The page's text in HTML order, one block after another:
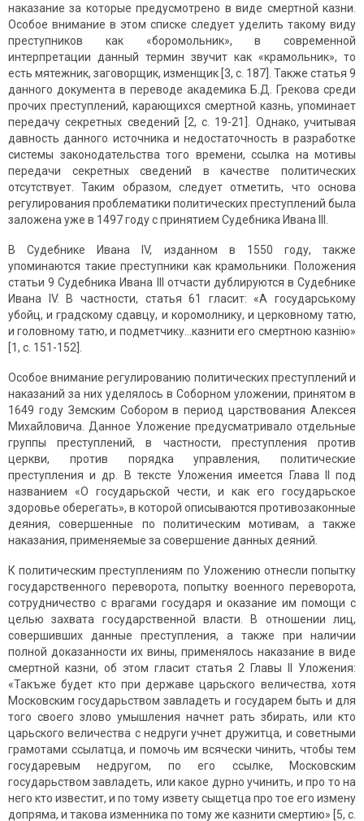
наказание за которые предусмотрено в виде смертной казни.
Особое внимание в этом списке следует уделить такому виду
преступников как «боромольник», в современной
интерпретации данный термин звучит как «крамольник», то
есть мятежник, заговорщик, изменщик [3, с. 187]. Также статья 9
данного документа в переводе академика Б.Д. Грекова среди
прочих преступлений, карающихся смертной казнь, упоминает
передачу секретных сведений [2, с. 19-21]. Однако, учитывая
давность данного источника и недостаточность в разработке
системы законодательства того времени, ссылка на мотивы
передачи секретных сведений в качестве политических
отсутствует. Таким образом, следует отметить, что основа
регулирования проблематики политических преступлений была
заложена уже в 1497 году с принятием Судебника Ивана III.
В Судебнике Ивана IV, изданном в 1550 году, также
упоминаются такие преступники как крамольники. Положения
статьи 9 Судебника Ивана III отчасти дублируются в Судебнике
Ивана IV. В частности, статья 61 гласит: «А государському
убойц, и градскому сдавцу, и коромолнику, и церковному татю,
и головному татю, и подметчику…казнити его смертною казнію»
[1, с. 151-152].
Особое внимание регулированию политических преступлений и
наказаний за них уделялось в Соборном уложении, принятом в
1649 году Земским Собором в период царствования Алексея
Михайловича. Данное Уложение предусматривало отдельные
группы преступлений, в частности, преступления против
церкви, против порядка управления, политические
преступления и др. В тексте Уложения имеется Глава II под
названием «О государьской чести, и как его государьское
здоровье оберегать», в которой описываются противозаконные
деяния, совершенные по политическим мотивам, а также
наказания, применяемые за совершение данных деяний.
К политическим преступлениям по Уложению отнесли попытку
государственного переворота, попытку военного переворота,
сотрудничество с врагами государя и оказание им помощи с
целью захвата государственной власти. В отношении лиц,
совершивших данные преступления, а также при наличии
полной доказанности их вины, применялось наказание в виде
смертной казни, об этом гласит статья 2 Главы II Уложения:
«Такъже будет кто при державе царьского величества, хотя
Московским государьством завладеть и государем быть и для
того своего злово умышления начнет рать збирать, или кто
царьского величества с недруги учнет дружитца, и советными
грамотами ссылатца, и помочь им всячески чинить, чтобы тем
государевым недругом, по его ссылке, Московским
государьством завладеть, или какое дурно учинить, и про то на
него кто известит, и по тому извету сыщетца про тое его измену
допряма, и такова изменника по тому же казнити смертию» [5, с.